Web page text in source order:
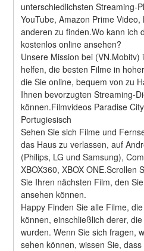
unterschiedlichsten Streaming-
YouTube, Amazon Prime Video,
anderen zu finden.Wo kann ich
kostenlos online ansehen?
Unsere Mission bei (VN.Mobitv)
helfen, die besten Filme in
die Sie online, bequem von zu
Ihnen bevorzugten Streaming-
können.Filmvideos Paradise
Portugiesisch
Sehen Sie sich Filme und
das Haus zu verlassen, auf
(Philips, LG und Samsung),
XBOX360, XBOX ONE.Scrollen
Sie Ihren nächsten Film, den
ansehen können.
Happy Finden Sie alle Filme,
können, einschließlich derer,
wurden. Wenn Sie sich fragen,
sehen können, wissen Sie,